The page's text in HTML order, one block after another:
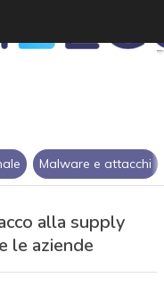
Malware e attacchi
alla supply
le aziende